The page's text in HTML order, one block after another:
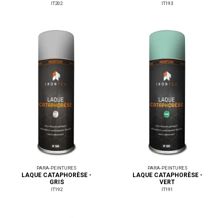
IT202 IT193
PARA-PEINTURES
LAQUE CATAPHORÈSE -
GRIS
IT192
PARA-PEINTURES
LAQUE CATAPHORÈSE -
VERT
IT191